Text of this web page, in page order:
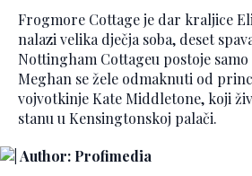
Frogmore Cottage je dar kraljice
nalazi velika dječja soba, deset
Nottingham Cottageu postoje
Meghan se žele odmaknuti od
vojvotkinje Kate Middletone, koji
stanu u Kensingtonskoj palači.